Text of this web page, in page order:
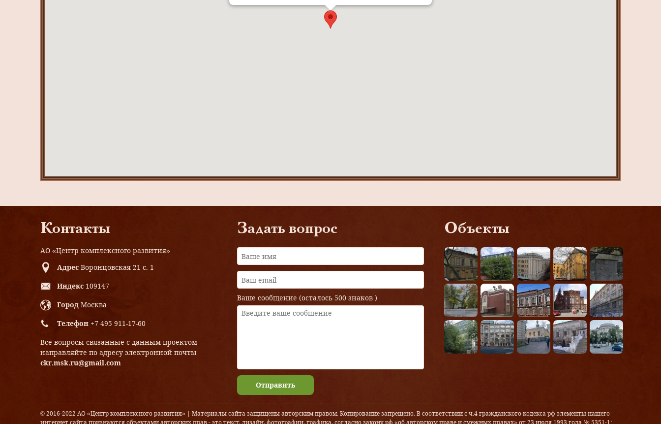
Контакты
АО «Центр комплексного развития»
Адрес Воронцовская 21 с. 1
Индекс 109147
Город Москва
Телефон +7 495 911-17-60
Все вопросы связанные с данным проектом
направляйте по адресу электронной почты
ckr.msk.ru@gmail.com
Задать вопрос
Ваше сообщение (осталось 500 знаков )
Отправить
Объекты
© 2016-2022 АО «Центр комплексного развития» | Материалы сайта защищены авторским правом. Копирование запрещено. В соответствии с ч.4 гражданского кодекса рф элементы нашего